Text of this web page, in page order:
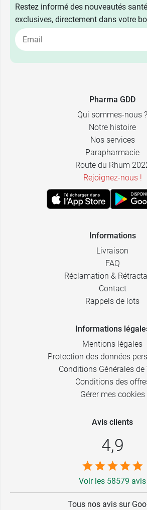
60
19,99 €
Restez informé des nouveautés
exclusives, directement dans votre
Pharma GDD
Qui sommes-nous ?
Notre histoire
Nos services
Parapharmacie
Route du Rhum
Rejoignez-nous !
Informations
Livraison
FAQ
Réclamation &
Contact
Rappels de lots
Informations
Mentions légales
Protection des données
Conditions Générales de
Conditions des
Gérer mes cookies
Avis clients
4,9
Voir les 58579 avis
Tous nos avis sur